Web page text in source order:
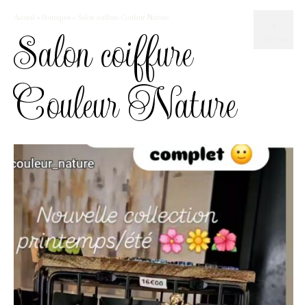
Accueil Boutiques Salon coiffure Couleur Nature
Salon coiffure
Couleur Nature